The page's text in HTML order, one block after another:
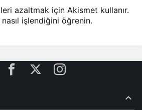
azaltmak için Akismet kullanır.
işlendiğini öğrenin.